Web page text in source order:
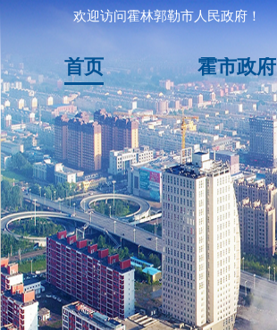
欢迎访问霍林郭勒市人民政府！
首页 霍市政府